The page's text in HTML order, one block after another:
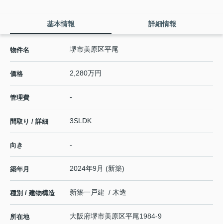
基本情報 詳細情報
物件名 堺市美原区平尾
価格 2,280万円
管理費 -
間取り / 詳細 3SLDK
向き -
築年月 2024年9月 (新築)
種別 / 建物構造 新築一戸建 / 木造
所在地 大阪府堺市美原区平尾1984-9